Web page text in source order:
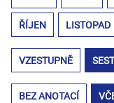
ŘÍJEN LISTOPAD
VZESTUPNĚ
BEZ ANOTACÍ